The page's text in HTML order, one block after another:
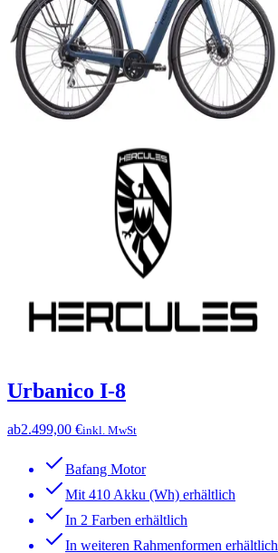
Urbanico I-8
ab2.499,00 €inkl. MwSt
Bafang Motor
Mit 410 Akku (Wh) erhältlich
In 2 Farben erhältlich
In weiteren Rahmenformen erhältlich